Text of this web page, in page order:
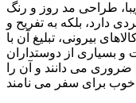
طراحی مد روز و رنگ
دارد، بلکه به تفریح ​​و
بیرونی، تبلیغ آن با
و بسیاری از دوستداران
می دانند و آن را